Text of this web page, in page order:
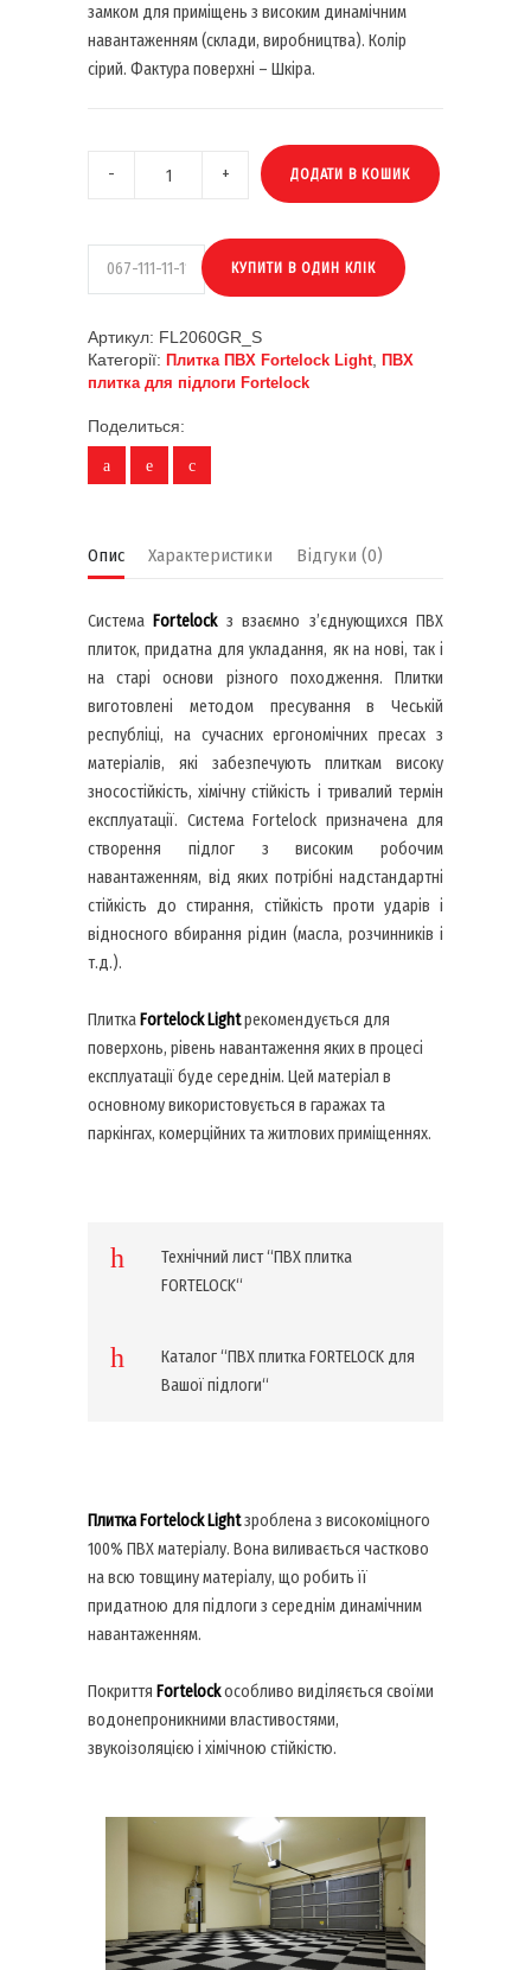
замком для приміщень з високим динамічним
навантаженням (склади, виробництва). Колір
сірий. Фактура поверхні – Шкіра.
ДОДАТИ В КОШИК
Артикул: FL2060GR_S
Категорії: Плитка ПВХ Fortelock Light
ПВХ
плитка для підлоги Fortelock
Поделиться:
Опис Характеристики Відгуки (0)
СистемаFortelock з взаємно з’єднующихся ПВХ
плиток, придатна для укладання, як на нові, так і
на старі основи різного походження. Плитки
виготовлені методом пресування в Чеській
республіці, на сучасних ергономічних пресах з
матеріалів, які забезпечують плиткам високу
зносостійкість, хімічну стійкість і тривалий термін
експлуатації. Система Fortelock призначена для
створення підлог з високим робочим
навантаженням, від яких потрібні надстандартні
стійкість до стирання, стійкість проти ударів і
відносного вбирання рідин (масла, розчинників і
т.д.).
ПлиткаFortelockLightрекомендується для
поверхонь, рівень навантаження яких в процесі
експлуатації буде середнім. Цей матеріал в
основному використовується в гаражах та
паркінгах, комерційних та житлових приміщеннях.
Технічний лист “ПВХ плитка
FORTELOCK“
Каталог “ПВХ плитка FORTELOCK для
Вашої підлоги“
Плитка Fortelock Lightзроблена з високоміцного
100% ПВХ матеріалу. Вона виливається частково
на всю товщину матеріалу, що робить її
придатною для підлоги з середнім динамічним
навантаженням.
Покриття Fortelockособливо виділяється своїми
водонепроникними властивостями,
звукоізоляцією і хімічною стійкістю.